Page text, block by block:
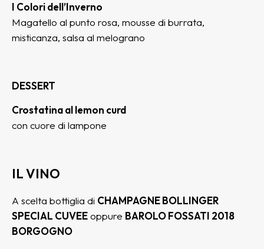
I Colori dell’Inverno
Magatello al punto rosa, mousse di burrata,
misticanza, salsa al melograno
DESSERT
Crostatina al lemon curd
con cuore di lampone
IL VINO
A scelta bottiglia di CHAMPAGNE BOLLINGER
SPECIAL CUVEEoppure BAROLO FOSSATI 2018
BORGOGNO